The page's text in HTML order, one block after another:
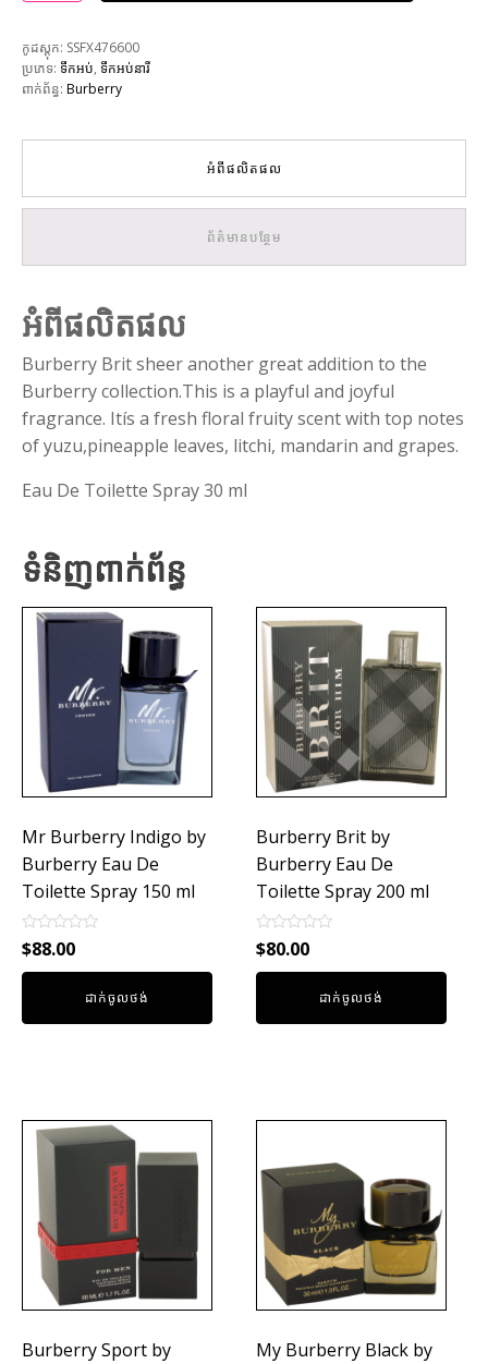
កូដស្តុក: SSFX476600
ប្រភេទ: ទឹកអប់, ទឹកអប់នារី
ពាក់ព័ន្ធ: Burberry
អំពីផលិតផល
ព័ត៌មានបន្ថែម
អំពីផលិតផល
Burberry Brit sheer another great addition to the
Burberry collection.This is a playful and joyful
fragrance. Itís a fresh floral fruity scent with top notes
of yuzu,pineapple leaves, litchi, mandarin and grapes.
Eau De Toilette Spray 30 ml
ទំនិញពាក់ព័ន្ធ
Mr Burberry Indigo by
Burberry Eau De
Toilette Spray 150 ml
Rated
0
out
$88.00
ដាក់ចូលថង់
Burberry Brit by
Burberry Eau De
Toilette Spray 200 ml
Rated
0
out
$80.00
ដាក់ចូលថង់
Burberry Sport by My Burberry Black by